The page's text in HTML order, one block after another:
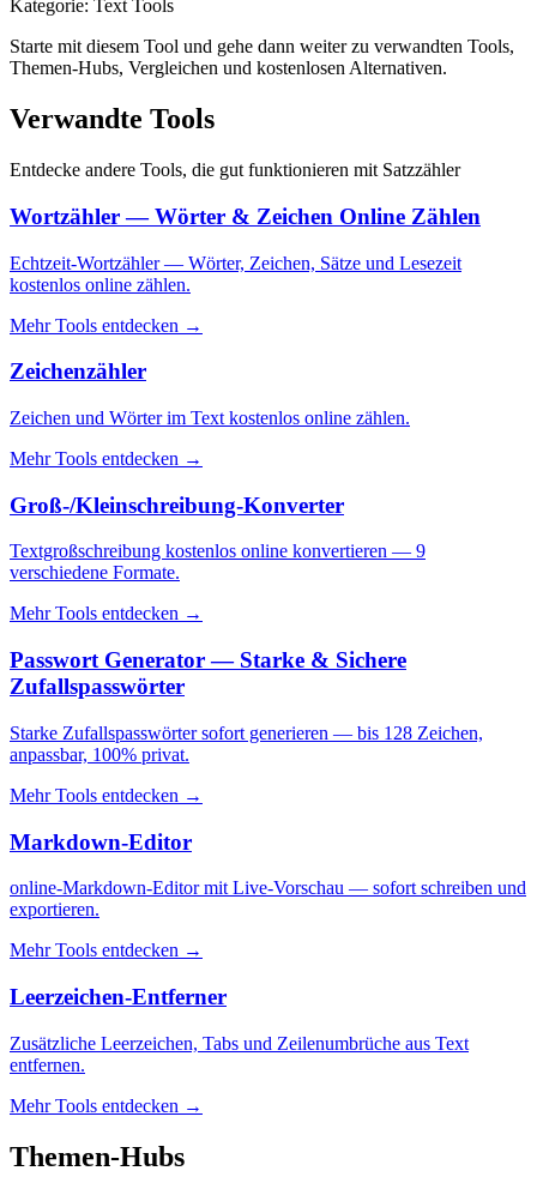
Kategorie: Text Tools
Starte mit diesem Tool und gehe dann weiter zu verwandten Tools,
Themen-Hubs, Vergleichen und kostenlosen Alternativen.
Verwandte Tools
Entdecke andere Tools, die gut funktionieren mit Satzzähler
Wortzähler — Wörter & Zeichen Online Zählen
Echtzeit-Wortzähler — Wörter, Zeichen, Sätze und Lesezeit
kostenlos online zählen.
Mehr Tools entdecken →
Zeichenzähler
Zeichen und Wörter im Text kostenlos online zählen.
Mehr Tools entdecken →
Groß-/Kleinschreibung-Konverter
Textgroßschreibung kostenlos online konvertieren — 9
verschiedene Formate.
Mehr Tools entdecken →
Passwort Generator — Starke & Sichere
Zufallspasswörter
Starke Zufallspasswörter sofort generieren — bis 128 Zeichen,
anpassbar, 100% privat.
Mehr Tools entdecken →
Markdown-Editor
online-Markdown-Editor mit Live-Vorschau — sofort schreiben und
exportieren.
Mehr Tools entdecken →
Leerzeichen-Entferner
Zusätzliche Leerzeichen, Tabs und Zeilenumbrüche aus Text
entfernen.
Mehr Tools entdecken →
Themen-Hubs